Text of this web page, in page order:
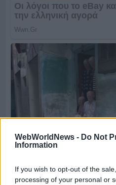
WebWorldNews - Do Not
Information
If you wish to opt-out of the
processing of your personal or